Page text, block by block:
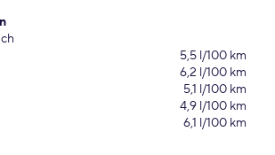
5,5 l/100 km
6,2 l/100 km
5,1 l/100 km
4,9 l/100 km
6,1 l/100 km